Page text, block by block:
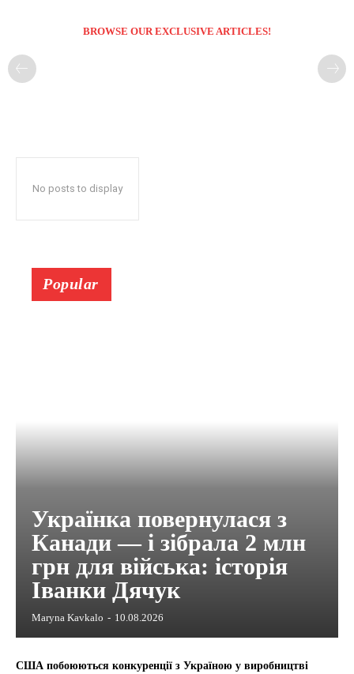
BROWSE OUR EXCLUSIVE ARTICLES!
No posts to display
Popular
Українка повернулася з
Канади — і зібрала 2 млн
грн для війська: історія
Іванки Дячук
Maryna Kavkalo - 10.08.2026
США побоюються конкуренції з Україною у виробництві